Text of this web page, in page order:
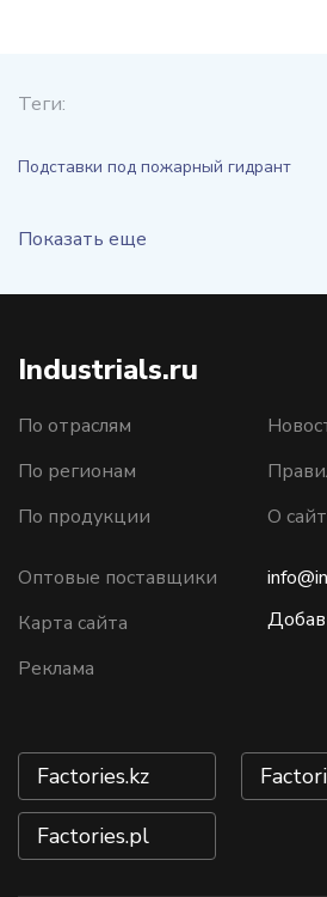
Теги:
Подставки под пожарный гидрант
Показать еще
Industrials.ru
По отраслям
По регионам
По продукции
О
Оптовые поставщики
Карта сайта
Реклама
Factories.kz
Factories.pl